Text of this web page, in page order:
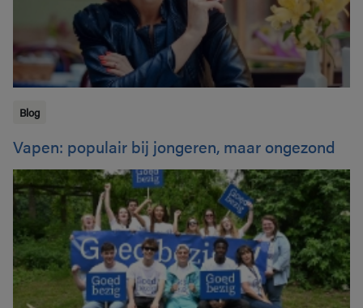
Blog
Vapen: populair bij jongeren, maar ongezond